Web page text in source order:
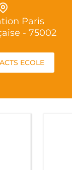
Paris
- 75002
ECOLE